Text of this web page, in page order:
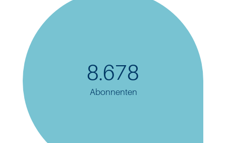
8.678
Abonnenten